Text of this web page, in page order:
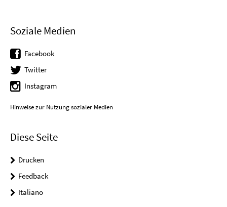
Soziale Medien
Facebook
Twitter
Instagram
Hinweise zur Nutzung sozialer Medien
Diese Seite
Drucken
Feedback
Italiano